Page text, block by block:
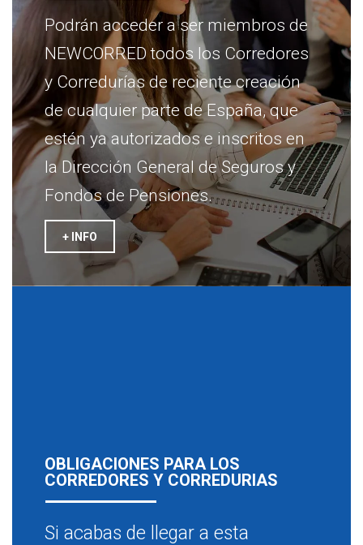
Podrán acceder a ser miembros de
NEWCORRED todos los Corredores
y Corredurías de reciente creación
de cualquier parte de España, que
estén ya autorizados e inscritos en
la Dirección General de Seguros y
Fondos de Pensiones.
+ INFO
OBLIGACIONES PARA LOS
CORREDORES Y CORREDURIAS
Si acabas de llegar a esta